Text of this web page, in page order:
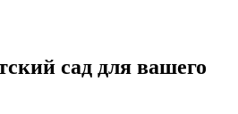
сад для вашего